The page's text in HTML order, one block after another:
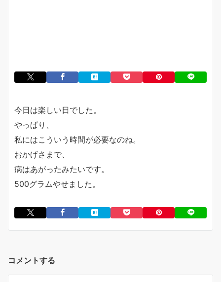
今日は楽しい日でした。
やっぱり、
私にはこういう時間が必要なのね。
おかげさまで、
病はあがったみたいです。
500グラムやせました。
コメントする